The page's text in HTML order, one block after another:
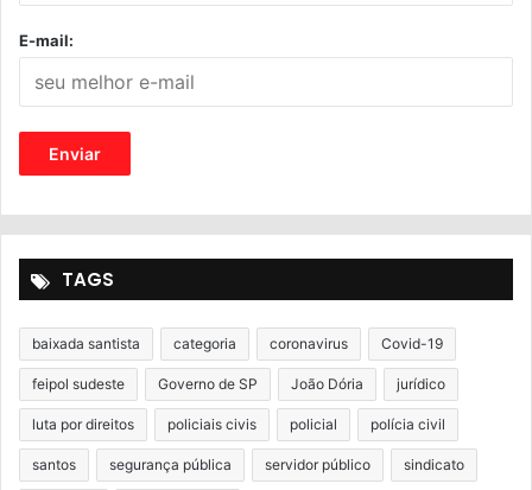
E-mail:
TAGS
baixada santista categoria coronavirus Covid-19
feipol sudeste Governo de SP João Dória jurídico
luta por direitos policiais civis policial polícia civil
santos segurança pública servidor público sindicato